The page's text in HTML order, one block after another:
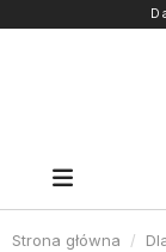
Strona główna